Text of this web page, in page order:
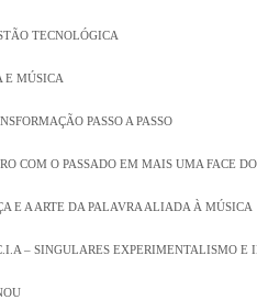
TECNOLÓGICA
E MÚSICA
PASSO A PASSO
COM O PASSADO EM MAIS UMA FACE
E A ARTE DA PALAVRA ALIADA À MÚSICA
– SINGULARES EXPERIMENTALISMO E